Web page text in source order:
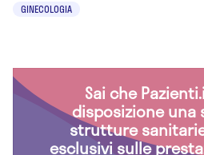
GINECOLOGIA
Sai che
disposizione una
strutture
esclusivi sulle